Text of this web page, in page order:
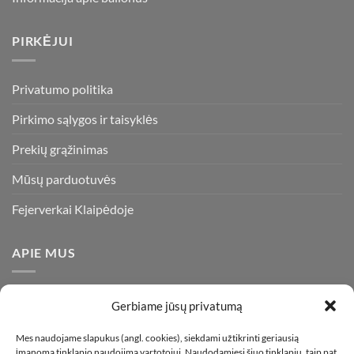
Gerbiame jūsų privatumą
Mes naudojame slapukus (angl. cookies), siekdami užtikrinti geriausią
PIRKĖJUI
Privatumo politika
Pirkimo sąlygos ir taisyklės
Prekių grąžinimas
Mūsų parduotuvės
Fejerverkai Klaipėdoje
APIE MUS
visada stengiamės pasiūlyti tik kokybiškiausius ir geriausius
gaminius už bene mažiausią kainą rinkoje. Prekes pristatome